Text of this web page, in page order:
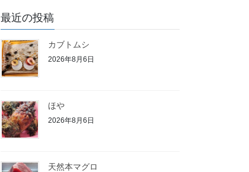
最近の投稿
カブトムシ
2026年8月6日
ほや
2026年8月6日
天然本マグロ